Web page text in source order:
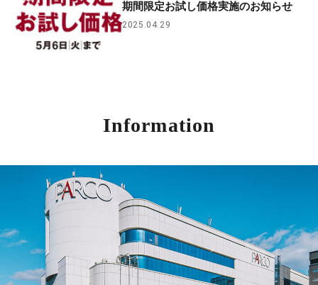
期間限定お試し価格実施のお知らせ
2025.04.29
Information